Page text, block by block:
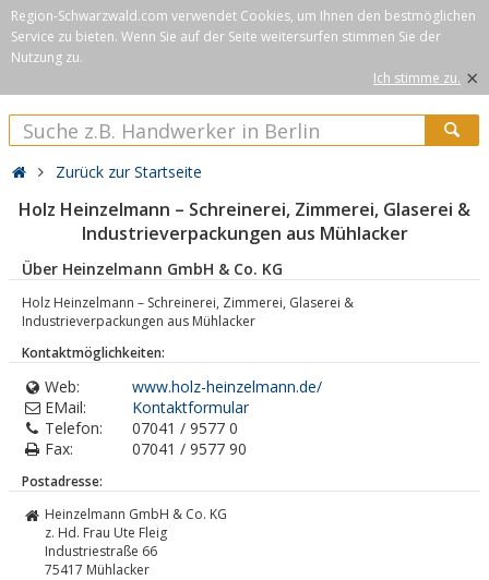
Region-Schwarzwald.com verwendet Cookies, um Ihnen den bestmöglichen
Service zu bieten. Wenn Sie auf der Seite weitersurfen stimmen Sie der
Nutzung zu.
Ich stimme zu. ×
Zurück zur Startseite
Holz Heinzelmann – Schreinerei, Zimmerei, Glaserei &
Industrieverpackungen aus Mühlacker
Über Heinzelmann GmbH & Co. KG
Holz Heinzelmann – Schreinerei, Zimmerei, Glaserei &
Industrieverpackungen aus Mühlacker
Kontaktmöglichkeiten:
Web:
www.holz-heinzelmann.de/
EMail:
Kontaktformular
Telefon:
07041 / 9577 0
Fax:
07041 / 9577 90
Postadresse:
Heinzelmann GmbH & Co. KG
z. Hd. Frau Ute Fleig
Industriestraße 66
75417 Mühlacker